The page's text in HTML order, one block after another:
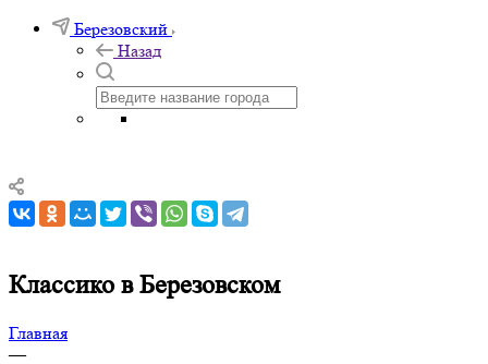
Березовский
Назад
Классико в Березовском
Главная
—